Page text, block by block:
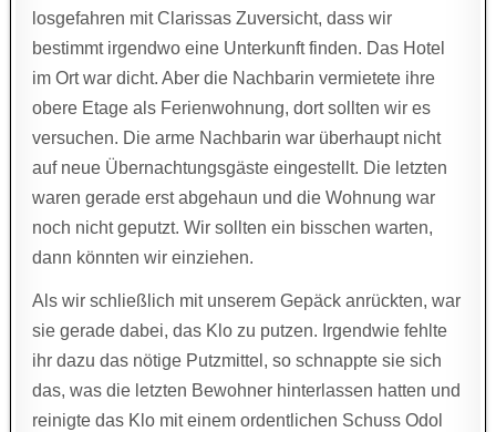
losgefahren mit Clarissas Zuversicht, dass wir
bestimmt irgendwo eine Unterkunft finden. Das Hotel
im Ort war dicht. Aber die Nachbarin vermietete ihre
obere Etage als Ferienwohnung, dort sollten wir es
versuchen. Die arme Nachbarin war überhaupt nicht
auf neue Übernachtungsgäste eingestellt. Die letzten
waren gerade erst abgehaun und die Wohnung war
noch nicht geputzt. Wir sollten ein bisschen warten,
dann könnten wir einziehen.
Als wir schließlich mit unserem Gepäck anrückten, war
sie gerade dabei, das Klo zu putzen. Irgendwie fehlte
ihr dazu das nötige Putzmittel, so schnappte sie sich
das, was die letzten Bewohner hinterlassen hatten und
reinigte das Klo mit einem ordentlichen Schuss Odol